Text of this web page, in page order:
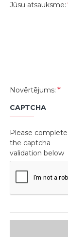
Jūsu atsauksme:
Novērtējums:
CAPTCHA
Please complete
the captcha
validation below